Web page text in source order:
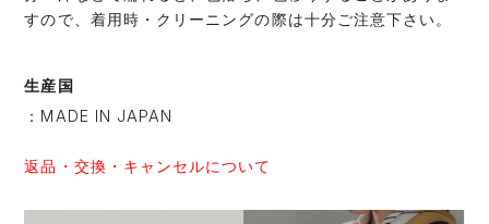
すので、着用時・クリーニングの際は十分ご注意下さい。
生産国
：MADE IN JAPAN
返品・交換・キャンセルについて